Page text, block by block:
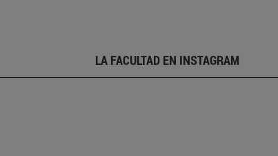
LA FACULTAD EN INSTAGRAM